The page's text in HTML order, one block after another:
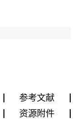
参考文献
资源附件